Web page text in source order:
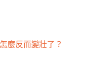
麼反而變壯了？